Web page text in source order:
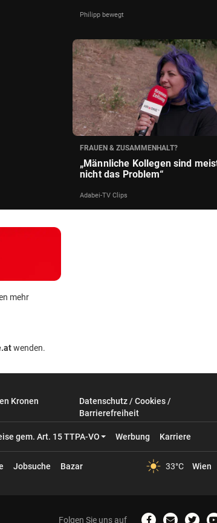
Philipp bewegt
FRAUEN & ZUSAMMENHALT?
„Männliche Kollegen sind
nicht das Problem“
Adabei-TV Clips
mehr
wenden.
Kronen
Datenschutz / Cookies /
Barrierefreiheit
gem. Art. 15 TTPA-VO Werbung Karriere
Jobsuche Bazar 33°C Wien
Folgen Sie uns auf